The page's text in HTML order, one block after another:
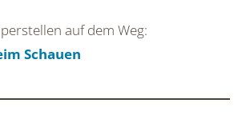
auf dem Weg:
Schauen